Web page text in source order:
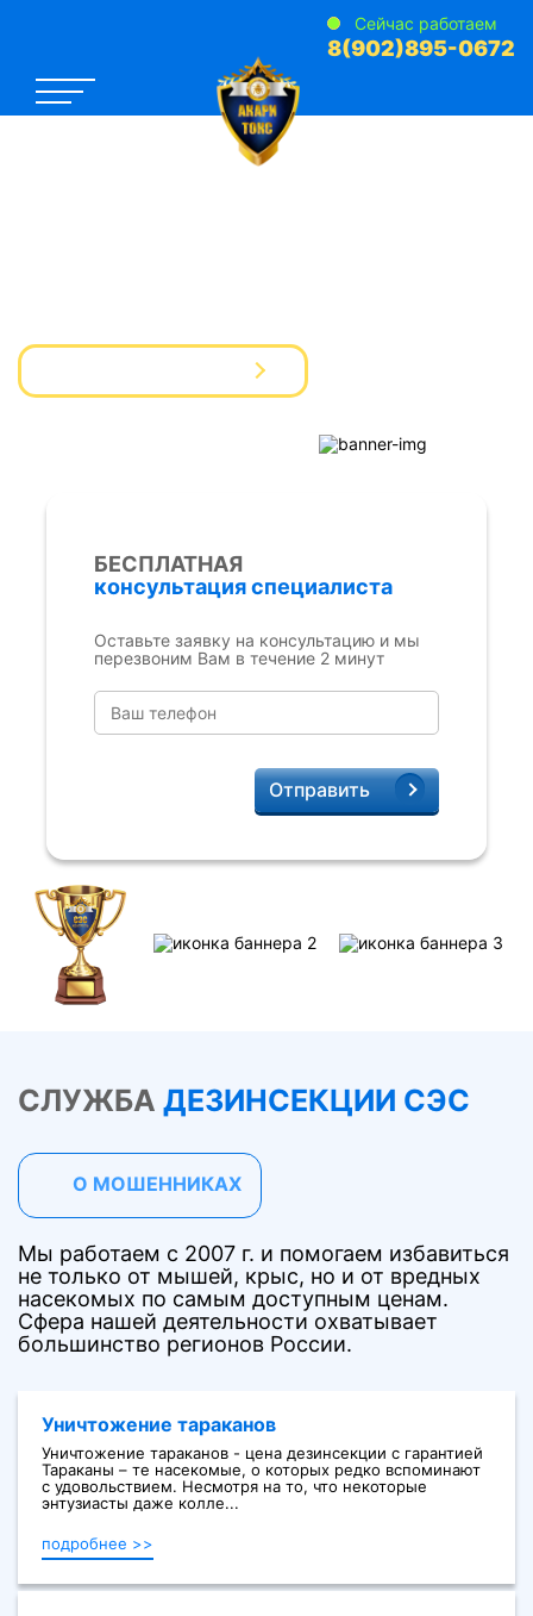
Сейчас работаем
8(902)895-0672
БЕСПЛАТНАЯ
консультация специалиста
Оставьте заявку на консультацию и мы
перезвоним Вам в течение 2 минут
Отправить
СЛУЖБА ДЕЗИНСЕКЦИИ СЭС
О МОШЕННИКАХ
Мы работаем с 2007 г. и помогаем избавиться
не только от мышей, крыс, но и от вредных
насекомых по самым доступным ценам.
Сфера нашей деятельности охватывает
большинство регионов России.
Уничтожение тараканов
Уничтожение тараканов - цена дезинсекции с гарантией
Тараканы – те насекомые, о которых редко вспоминают
с удовольствием. Несмотря на то, что некоторые
энтузиасты даже колле...
подробнее >>